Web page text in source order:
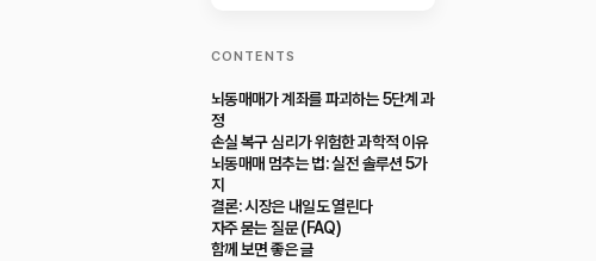
CONTENTS
뇌동매매가 계좌를 파괴하는 5단계 과
정
손실 복구 심리가 위험한 과학적 이유
뇌동매매 멈추는 법: 실전 솔루션 5가
지
결론: 시장은 내일도 열린다
자주 묻는 질문 (FAQ)
함께 보면 좋은 글